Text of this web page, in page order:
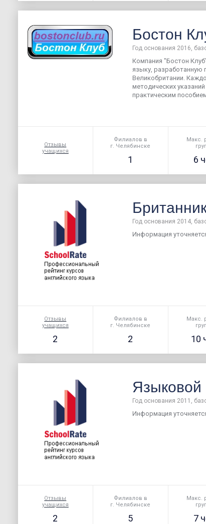
Бостон
Год основания 2016,
Компания "Бостон
языку, разработанную
Великобритании.
методических
практическим
Отзывы
учащихся
Филиалов в
г. Челябинске
1
Макс.
6
Год основания 2014,
Информация
Отзывы
учащихся
2
Филиалов в
г. Челябинске
2
Макс.
10
Языковой
Год основания 2011,
Информация
Отзывы
учащихся
2
Филиалов в
г. Челябинске
5
Макс.
7